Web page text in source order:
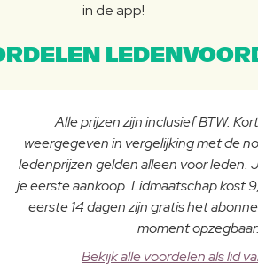
in de app!
Alle prijzen zijn inclusief BTW.
weergegeven in vergelijking met de
ledenprijzen gelden alleen voor leden.
je eerste aankoop. Lidmaatschap kost
eerste 14 dagen zijn gratis het
moment opzegbaar.
Bekijk alle voordelen als lid